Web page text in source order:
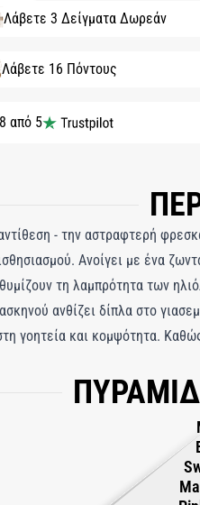
Λάβετε 3 Δείγματα Δωρεάν
Λάβετε 16 Πόντους
από 5
- την αστραφτερή
Ανοίγει με ένα
τη λαμπρότητα των
ανθίζει δίπλα στο
γοητεία και κομψότητα.
μια λεία,
- ένα άρωμα όπου το κέφι